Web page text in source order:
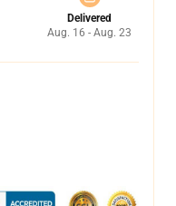
Delivered
Aug. 16 - Aug. 23